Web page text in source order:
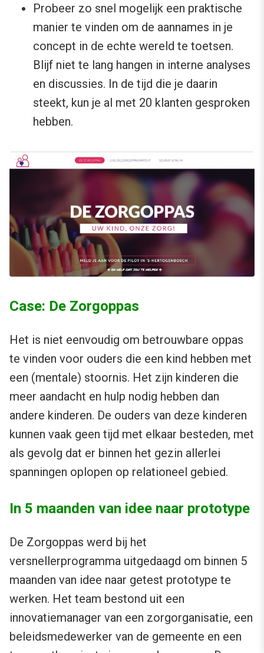
Probeer zo snel mogelijk een praktische
manier te vinden om de aannames in je
concept in de echte wereld te toetsen.
Blijf niet te lang hangen in interne analyses
en discussies. In de tijd die je daarin
steekt, kun je al met 20 klanten gesproken
hebben.
Case: De Zorgoppas
Het is niet eenvoudig om betrouwbare oppas
te vinden voor ouders die een kind hebben met
een (mentale) stoornis. Het zijn kinderen die
meer aandacht en hulp nodig hebben dan
andere kinderen. De ouders van deze kinderen
kunnen vaak geen tijd met elkaar besteden, met
als gevolg dat er binnen het gezin allerlei
spanningen oplopen op relationeel gebied.
In 5 maanden van idee naar prototype
De Zorgoppas werd bij het
versnellerprogramma uitgedaagd om binnen 5
maanden van idee naar getest prototype te
werken. Het team bestond uit een
innovatiemanager van een zorgorganisatie, een
beleidsmedewerker van de gemeente en een